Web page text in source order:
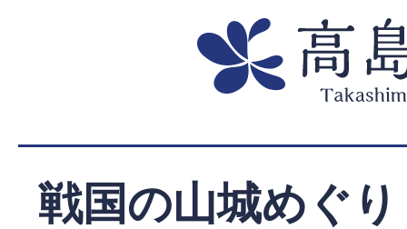
戦国の山城めぐり